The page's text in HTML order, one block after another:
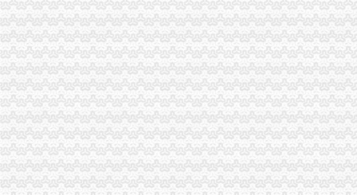
重庆沙坪坝工商注册代理公司告诉你注册公司好还是个体户好-商务服务
【58同城】重庆沙坪坝小龙坎工商注册_公司注册代理_代办注册公司价
成立一家商贸有限公司,需要哪些手续？注册地址可以是家庭住址_上
怎么注册公司、沙坪坝注册公司、启辰公司注册（查看）
重庆工商注册_重庆代理工商注册_重庆代办营业执照-qd8.com.cn
沙坪坝有代办营业执照的吗？_百度知道
关于南岸区工商分局要求工商代办机构写承诺书的合理_重庆市
重庆代办新加坡签证_重庆新加坡签证代办流程386_重庆签证中介
百业网_为企业,做推广
百业网_为企业,做推广
重庆大学城办理南非签证,沙坪坝南非签证代办地点_欣欣旅游网
明年,沙坪坝区东、西城都有行政服务中心沙区组合拳改善政务环